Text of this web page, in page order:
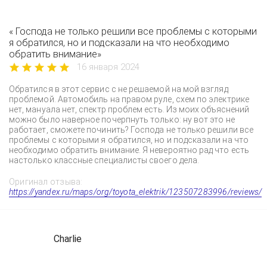
« Господа не только решили все проблемы с которыми
я обратился, но и подсказали на что необходимо
обратить внимание»
16 января 2024
Обратился в этот сервис с не решаемой на мой взгляд
проблемой. Автомобиль на правом руле, схем по электрике
нет, мануала нет, спектр проблем есть. Из моих объяснений
можно было наверное почерпнуть только: ну вот это не
работает, сможете починить? Господа не только решили все
проблемы с которыми я обратился, но и подсказали на что
необходимо обратить внимание. Я невероятно рад что есть
настолько классные специалисты своего дела.
Оригинал отзыва:
https://yandex.ru/maps/org/toyota_elektrik/123507283996/reviews/
Charlie